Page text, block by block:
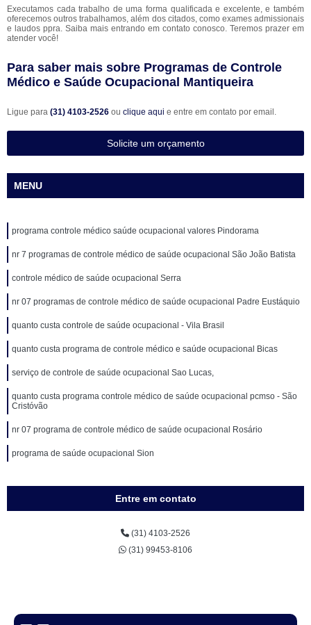
Executamos cada trabalho de uma forma qualificada e excelente, e também
oferecemos outros trabalhamos, além dos citados, como exames admissionais
e laudos ppra. Saiba mais entrando em contato conosco. Teremos prazer em
atender você!
Para saber mais sobre Programas de Controle
Médico e Saúde Ocupacional Mantiqueira
Ligue para (31) 4103-2526 ou clique aqui e entre em contato por email.
Solicite um orçamento
MENU
programa controle médico saúde ocupacional valores Pindorama
nr 7 programas de controle médico de saúde ocupacional São João Batista
controle médico de saúde ocupacional Serra
nr 07 programas de controle médico de saúde ocupacional Padre Eustáquio
quanto custa controle de saúde ocupacional - Vila Brasil
quanto custa programa de controle médico e saúde ocupacional Bicas
serviço de controle de saúde ocupacional Sao Lucas,
quanto custa programa controle médico de saúde ocupacional pcmso - São
Cristóvão
nr 07 programa de controle médico de saúde ocupacional Rosário
programa de saúde ocupacional Sion
Entre em contato
(31) 4103-2526
(31) 99453-8106